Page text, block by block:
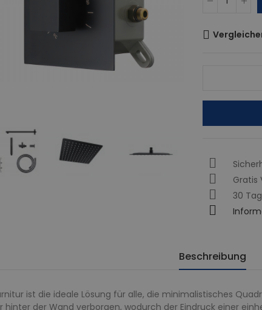
Gratis
30
Beschreibung
ist die ideale Lösung für alle, die minimalistisches
der Wand verborgen, wodurch der Eindruck einer